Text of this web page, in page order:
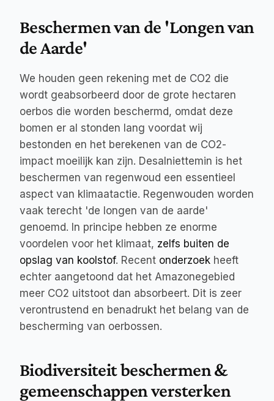
Beschermen van de 'Longen van
de Aarde'
We houden geen rekening met de CO2 die
wordt geabsorbeerd door de grote hectaren
oerbos die worden beschermd, omdat deze
bomen er al stonden lang voordat wij
bestonden en het berekenen van de CO2-
impact moeilijk kan zijn. Desalniettemin is het
beschermen van regenwoud een essentieel
aspect van klimaatactie. Regenwouden worden
vaak terecht 'de longen van de aarde'
genoemd. In principe hebben ze enorme
voordelen voor het klimaat, zelfs buiten de
opslag van koolstof. Recent onderzoek heeft
echter aangetoond dat het Amazonegebied
meer CO2 uitstoot dan absorbeert. Dit is zeer
verontrustend en benadrukt het belang van de
bescherming van oerbossen.
Biodiversiteit beschermen &
gemeenschappen versterken